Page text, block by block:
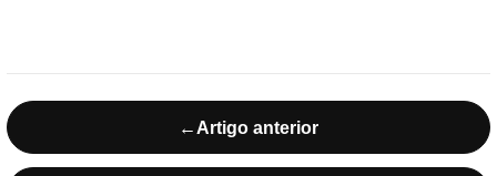
← Artigo anterior